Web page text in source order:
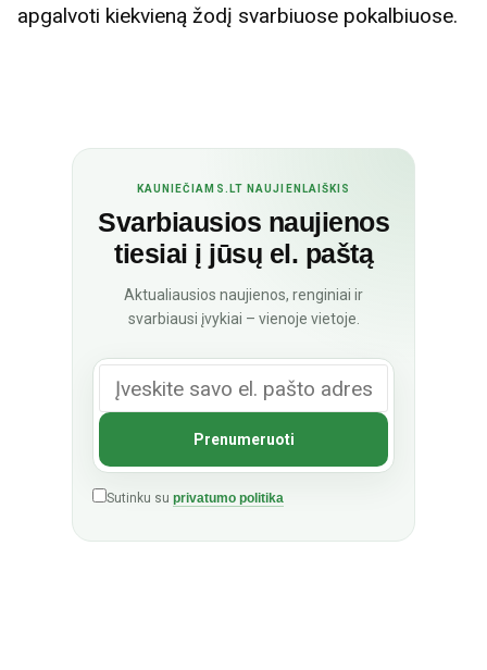
apgalvoti kiekvieną žodį svarbiuose pokalbiuose.
KAUNIEČIAMS.LT NAUJIENLAIŠKIS
Svarbiausios naujienos
tiesiai į jūsų el. paštą
Aktualiausios naujienos, renginiai ir
svarbiausi įvykiai – vienoje vietoje.
Sutinku su privatumo politika